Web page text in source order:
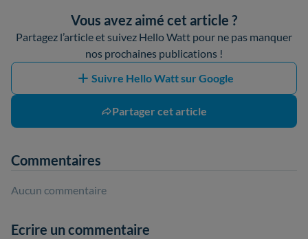
Vous avez aimé cet article ?
Partagez l’article et suivez Hello Watt pour ne pas manquer
nos prochaines publications !
Suivre Hello Watt sur Google
Partager cet article
Commentaires
Aucun commentaire
Ecrire un commentaire